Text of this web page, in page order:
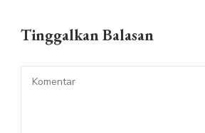
Tinggalkan Balasan